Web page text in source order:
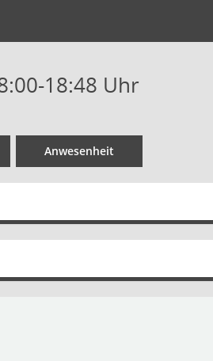
18:48 Uhr
Anwesenheit